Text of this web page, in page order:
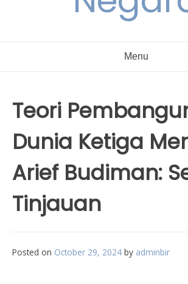
Menu
Teori
Dunia Ketiga
Arief Budiman:
Tinjauan
Posted on October 29, 2024 by adminbir